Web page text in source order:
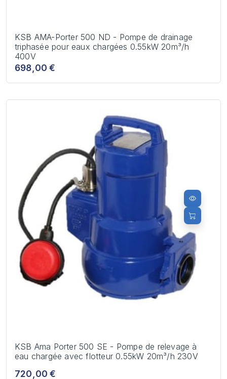
KSB AMA-Porter 500 ND - Pompe de drainage
triphasée pour eaux chargées 0.55kW 20m³/h
400V
698,00 €
KSB Ama Porter 500 SE - Pompe de relevage à
eau chargée avec flotteur 0.55kW 20m³/h 230V
720,00 €